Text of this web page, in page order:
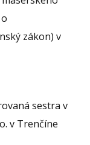
zákon) v
sestra v
v Trenčíne